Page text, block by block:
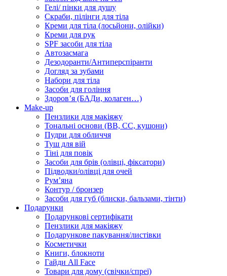
Гелі/ пінки для душу
Скраби, пілінги для тіла
Креми для тіла (лосьйони, олійки)
Креми для рук
SPF засоби для тіла
Автозасмага
Дезодоранти/Антиперспіранти
Догляд за зубами
Набори для тіла
Засоби для гоління
Здоровʼя (БАДи, колаген…)
Make-up
Пензлики для макіяжу
Тональні основи (BB, CC, кушони)
Пудри для обличчя
Туш для вій
Тіні для повік
Засоби для брів (олівці, фіксатори)
Підводки/олівці для очей
Румʼяна
Контур / бронзер
Засоби для губ (блиски, бальзами, тінти)
Подарунки
Подарункові сертифікати
Пензлики для макіяжу
Подарункове пакування/листівки
Косметички
Книги, блокноти
Гайди All Face
Товари для дому (свічки/спреї)